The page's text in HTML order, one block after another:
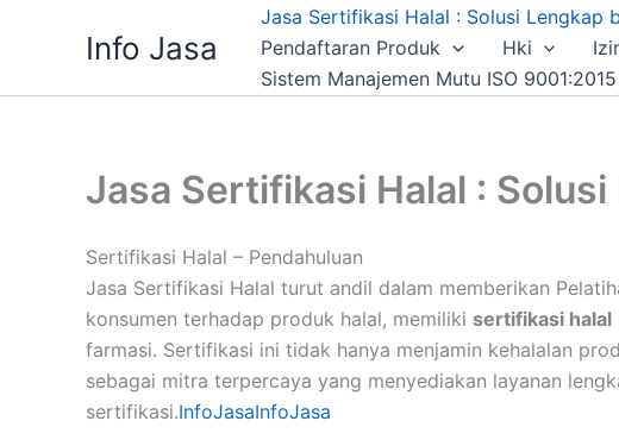
Info Jasa
Jasa Sertifikasi Halal : Solusi Lengkap
Pendaftaran Produk
Hki
Sistem Manajemen Mutu ISO
Jasa Sertifikasi Halal :
Sertifikasi Halal – Pendahuluan
Jasa Sertifikasi Halal turut andil dalam memberikan
konsumen terhadap produk halal, memiliki sertifikasi halal
farmasi. Sertifikasi ini tidak hanya menjamin kehalalan
sebagai mitra terpercaya yang menyediakan layanan
sertifikasi.InfoJasaInfoJasa